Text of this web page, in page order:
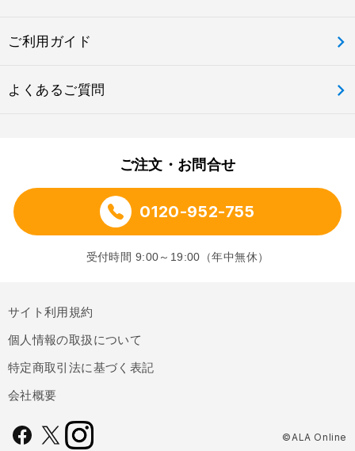
ご利用ガイド
よくあるご質問
ご注文・お問合せ
0120-952-755
受付時間 9:00～19:00（年中無休）
サイト利用規約
個人情報の取扱について
特定商取引法に基づく表記
会社概要
©ALA Online